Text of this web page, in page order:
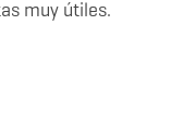
muy útiles.